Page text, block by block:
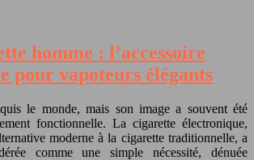
homme : l’accessoire
pour vapoteurs élégants
le monde, mais son image a souvent été
fonctionnelle. La cigarette électronique,
moderne à la cigarette traditionnelle, a
comme une simple nécessité, dénuée